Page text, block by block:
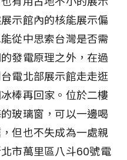
示館內的核能展示偏
從中思索台灣是否需
發電原理之外，在過
電北部展示館走走逛
棒再回家。位於二樓
玻璃窗，可以一邊喝
但也不失成為一處親
市萬里區八斗60號電